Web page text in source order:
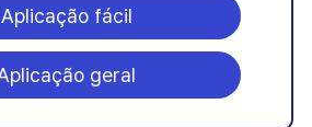
Aplicação fácil
geral